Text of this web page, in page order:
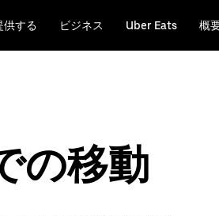
供する ビジネス Uber Eats 概
の移動